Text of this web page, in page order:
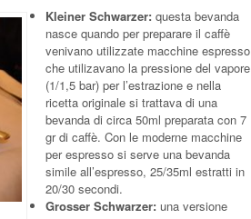
Kleiner Schwarzer: questa bevanda
nasce quando per preparare il caffè
venivano utilizzate macchine espresso
che utilizavano la pressione del vapore
(1/1,5 bar) per l’estrazione e nella
ricetta originale si trattava di una
bevanda di circa 50ml preparata con 7
gr di caffè. Con le moderne macchine
per espresso si serve una bevanda
simile all’espresso, 25/35ml estratti in
20/30 secondi.
Grosser Schwarzer: una versione